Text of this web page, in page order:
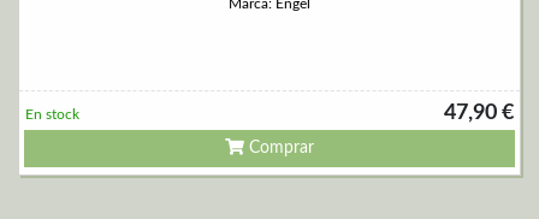
Marca: Engel
47,90 €
En stock
Comprar